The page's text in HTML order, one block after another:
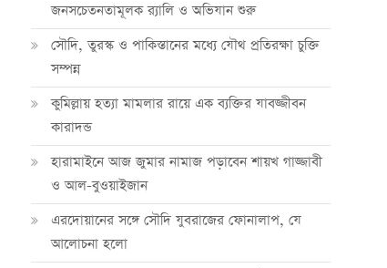
জনসচেতনতামূলক র‍্যালি ও অভিযান শুরু
সৌদি, তুরস্ক ও পাকিস্তানের মধ্যে যৌথ প্রতিরক্ষা চুক্তি
সম্পন্ন
কুমিল্লায় হত্যা মামলার রায়ে এক ব্যক্তির যাবজ্জীবন
কারাদন্ড
হারামাইনে আজ জুমার নামাজ পড়াবেন শায়খ গাজ্জাবী
ও আল-বুওয়াইজান
এরদোয়ানের সঙ্গে সৌদি যুবরাজের ফোনালাপ, যে
আলোচনা হলো